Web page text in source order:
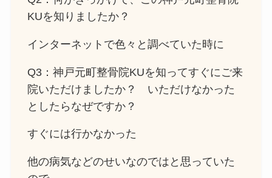
KUを知りましたか？
インターネットで色々と調べていた時に
Q3：神戸元町整骨院KUを知ってすぐにご来
院いただけましたか？ いただけなかった
としたらなぜですか？
すぐには行かなかった
他の病気などのせいなのではと思っていた